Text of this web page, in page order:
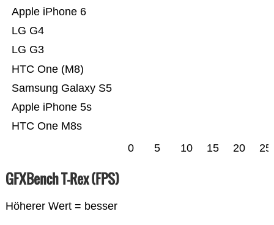
HTC One M8s
Apple iPhone 5s
Samsung Galaxy S5
HTC One (M8)
LG G3
LG G4
Apple iPhone 6
0 5 10 15 20 25
GFXBench T-Rex (FPS)
Höherer Wert = besser